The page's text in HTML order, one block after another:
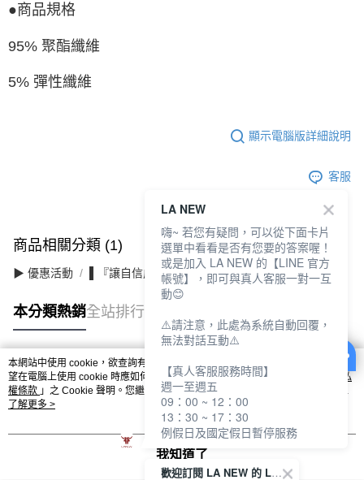
●商品規格
95% 聚酯纖維
5% 彈性纖維
顯示電腦版詳細說明
客服
商品相關分類 (1)
▶ 優惠活動 ▌『讓自信成為日常』滿件最高3折
本分類熱銷全站排行
熱門標籤
本網站中使用 cookie，欲查詢有關本網站使用 cookie 方式之詳情，及若您不希
望在電腦上使用 cookie 時應如何變更電腦的 cookie 設定，請參閱本網站「
隱私
權條款 」之 Cookie 聲明。您繼續使用本網站即表示您同意本公司得按本網站使
用條款之 Cookie 聲明使用 cookie。
了解更多 >
我知道了
歡迎訂閱 LA NEW 的 LINE 官方帳號
LA NEW
嗨~ 若您有疑問，可以從下面卡片
選單中看看是否有您要的答案喔！
或是加入 LA NEW 的【LINE 官方
帳號】，即可與真人客服一對一互
動😊
⚠️請注意，此處為系統自動回覆，
無法對話互動⚠️
【真人客服服務時間】
週一至週五
09：00 ~ 12：00
13：30 ~ 17：30
例假日及國定假日暫停服務